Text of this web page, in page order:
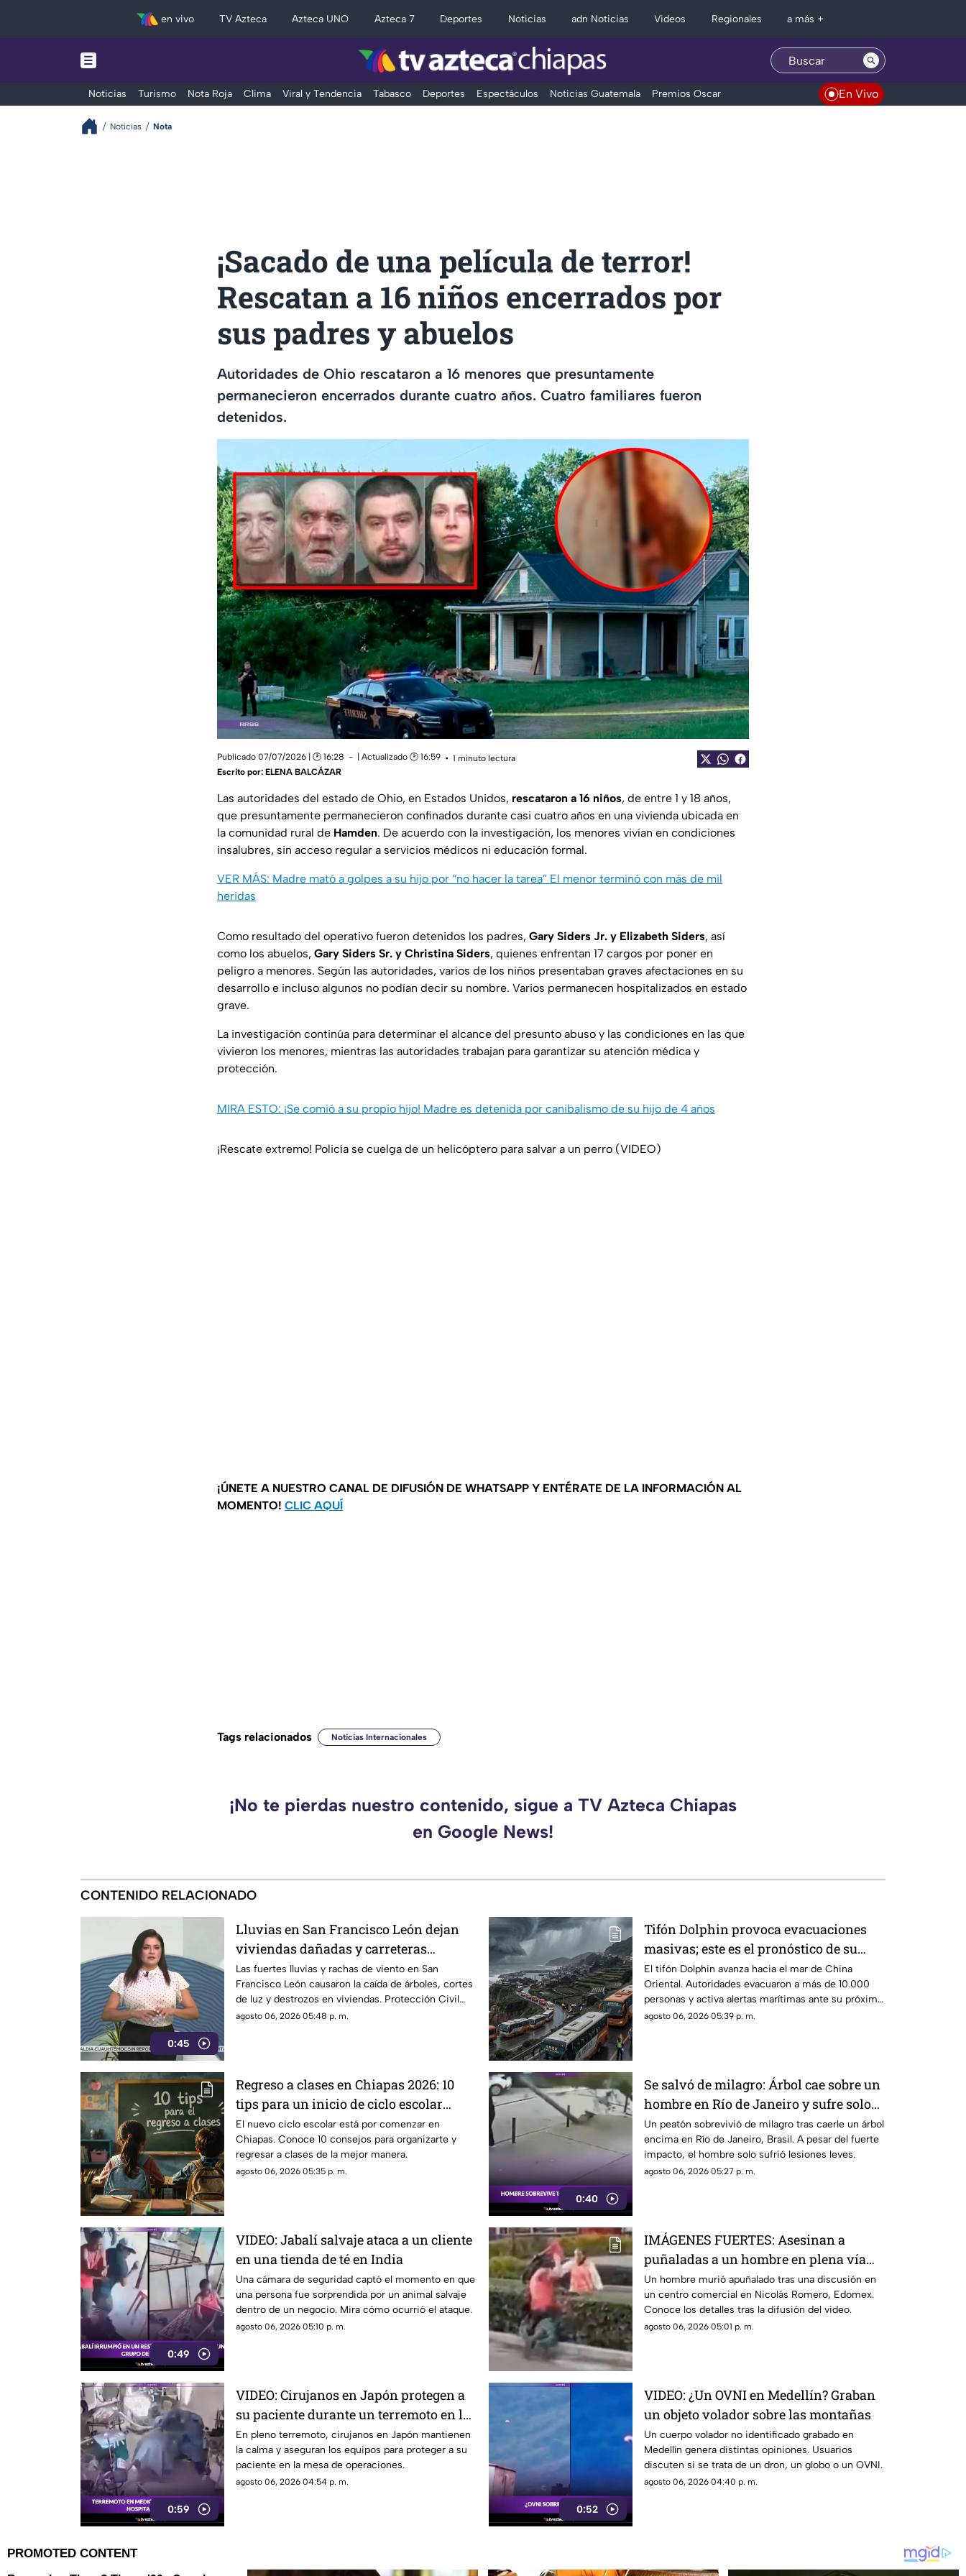
en vivo TV Azteca Azteca UNO Azteca 7 Deportes Noticias adn Noticias Videos Regionales a más +
Noticias Turismo Nota Roja Clima Viral y Tendencia Tabasco Deportes Espectáculos Noticias Guatemala Premios Oscar En Vivo
Noticias Nota
¡Sacado de una película de terror!
Rescatan a 16 niños encerrados por
sus padres y abuelos
Autoridades de Ohio rescataron a 16 menores que presuntamente
permanecieron encerrados durante cuatro años. Cuatro familiares fueron
detenidos.
Publicado 07/07/2026 | 🕑 16:28 | Actualizado 🕑 16:59
1 minuto lectura
Escrito por: ELENA BALCÁZAR
Las autoridades del estado de Ohio, en Estados Unidos, rescataron a 16 niños, de entre 1 y 18 años,
que presuntamente permanecieron confinados durante casi cuatro años en una vivienda ubicada en
la comunidad rural de Hamden. De acuerdo con la investigación, los menores vivían en condiciones
insalubres, sin acceso regular a servicios médicos ni educación formal.
VER MÁS: Madre mató a golpes a su hijo por “no hacer la tarea” El menor terminó con más de mil
heridas
Como resultado del operativo fueron detenidos los padres, Gary Siders Jr. y Elizabeth Siders, así
como los abuelos, Gary Siders Sr. y Christina Siders, quienes enfrentan 17 cargos por poner en
peligro a menores. Según las autoridades, varios de los niños presentaban graves afectaciones en su
desarrollo e incluso algunos no podían decir su nombre. Varios permanecen hospitalizados en estado
grave.
La investigación continúa para determinar el alcance del presunto abuso y las condiciones en las que
vivieron los menores, mientras las autoridades trabajan para garantizar su atención médica y
protección.
MIRA ESTO: ¡Se comió a su propio hijo! Madre es detenida por canibalismo de su hijo de 4 años
¡Rescate extremo! Policía se cuelga de un helicóptero para salvar a un perro (VIDEO)
¡ÚNETE A NUESTRO CANAL DE DIFUSIÓN DE WHATSAPP Y ENTÉRATE DE LA INFORMACIÓN AL
MOMENTO! CLIC AQUÍ
Tags relacionados Noticias Internacionales
¡No te pierdas nuestro contenido, sigue a TV Azteca Chiapas
en Google News!
CONTENIDO RELACIONADO
0:45
Lluvias en San Francisco León dejan
viviendas dañadas y carreteras
bloqueadas
Las fuertes lluvias y rachas de viento en San
Francisco León causaron la caída de árboles, cortes
de luz y destrozos en viviendas. Protección Civil
auxilio a la zona.
agosto 06, 2026 05:48 p. m.
Tifón Dolphin provoca evacuaciones
masivas; este es el pronóstico de su
trayectoria
El tifón Dolphin avanza hacia el mar de China
Oriental. Autoridades evacuaron a más de 10.000
personas y activa alertas marítimas ante su próxima
llegada.
agosto 06, 2026 05:39 p. m.
Regreso a clases en Chiapas 2026: 10
tips para un inicio de ciclo escolar
exitoso
El nuevo ciclo escolar está por comenzar en
Chiapas. Conoce 10 consejos para organizarte y
regresar a clases de la mejor manera.
agosto 06, 2026 05:35 p. m.
0:40
Se salvó de milagro: Árbol cae sobre un
hombre en Río de Janeiro y sufre solo
heridas leves
Un peatón sobrevivió de milagro tras caerle un árbol
encima en Río de Janeiro, Brasil. A pesar del fuerte
impacto, el hombre solo sufrió lesiones leves.
agosto 06, 2026 05:27 p. m.
0:49
VIDEO: Jabalí salvaje ataca a un cliente
en una tienda de té en India
Una cámara de seguridad captó el momento en que
una persona fue sorprendida por un animal salvaje
dentro de un negocio. Mira cómo ocurrió el ataque.
agosto 06, 2026 05:10 p. m.
IMÁGENES FUERTES: Asesinan a
puñaladas a un hombre en plena vía
pública en Edomex
Un hombre murió apuñalado tras una discusión en
un centro comercial en Nicolás Romero, Edomex.
Conoce los detalles tras la difusión del video.
agosto 06, 2026 05:01 p. m.
0:59
VIDEO: Cirujanos en Japón protegen a
su paciente durante un terremoto en la
sala de operaciones
En pleno terremoto, cirujanos en Japón mantienen
la calma y aseguran los equipos para proteger a su
paciente en la mesa de operaciones.
agosto 06, 2026 04:54 p. m.
0:52
VIDEO: ¿Un OVNI en Medellín? Graban
un objeto volador sobre las montañas
Un cuerpo volador no identificado grabado en
Medellín genera distintas opiniones. Usuarios
discuten si se trata de un dron, un globo o un OVNI.
agosto 06, 2026 04:40 p. m.